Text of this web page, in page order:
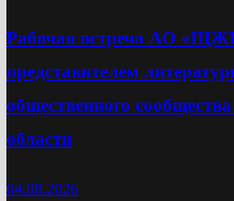
Рабочая встреча АО
представителем
общественного
области
04.08.2026